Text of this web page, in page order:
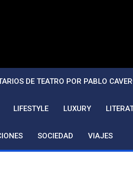
DE TEATRO POR PABLO
LIFESTYLE LUXURY
SOCIEDAD VIAJES